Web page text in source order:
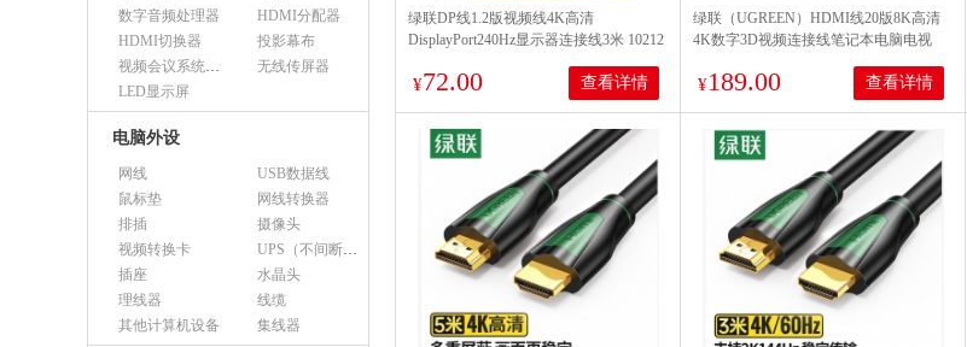
数字音频处理器
HDMI分配器
HDMI切换器
投影幕布
视频会议系统设备（市采）
无线传屏器
LED显示屏
电脑外设
网线
USB数据线
鼠标垫
网线转换器
排插
摄像头
视频转换卡
UPS（不间断电源）
插座
水晶头
理线器
线缆
其他计算机设备
集线器
绿联DP线1.2版视频线4K高清
DisplayPort240Hz显示器连接线3米 10212
¥72.00 查看详情
绿联（UGREEN）HDMI线20版8K高清
4K数字3D视频连接线笔记本电脑电视
¥189.00 查看详情